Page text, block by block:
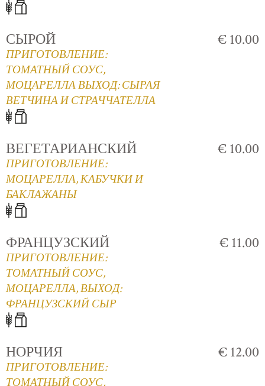
СЫРОЙ
ПРИГОТОВЛЕНИЕ:
ТОМАТНЫЙ СОУС,
МОЦАРЕЛЛА ВЫХОД: СЫРАЯ
ВЕТЧИНА И СТРАЧЧАТЕЛЛА
€ 10.00
ВЕГЕТАРИАНСКИЙ
ПРИГОТОВЛЕНИЕ:
МОЦАРЕЛЛА, КАБУЧКИ И
БАКЛАЖАНЫ
€ 10.00
ФРАНЦУЗСКИЙ
ПРИГОТОВЛЕНИЕ:
ТОМАТНЫЙ СОУС,
МОЦАРЕЛЛА, ВЫХОД:
ФРАНЦУЗСКИЙ СЫР
€ 11.00
НОРЧИЯ
ПРИГОТОВЛЕНИЕ:
ТОМАТНЫЙ СОУС,
€ 12.00